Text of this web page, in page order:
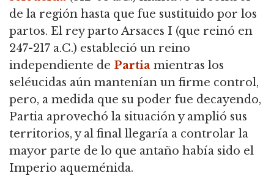
de la región hasta que fue sustituido por los
partos. El rey parto Arsaces I (que reinó en
247-217 a.C.) estableció un reino
independiente de Partia mientras los
seléucidas aún mantenían un firme control,
pero, a medida que su poder fue decayendo,
Partia aprovechó la situación y amplió sus
territorios, y al final llegaría a controlar la
mayor parte de lo que antaño había sido el
Imperio aqueménida.